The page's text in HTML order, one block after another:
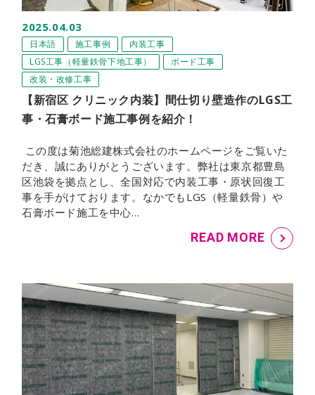
2025.04.03
日本語 施工事例
内装工事
LGS工事（軽量鉄骨下地工事）
ボード工事
改装・改修工事
【新宿区 クリニック内装】間仕切り壁造作のLGS工
事・石膏ボード施工事例を紹介！
この度は菊池総建株式会社のホームページをご覧いた
だき、誠にありがとうございます。弊社は東京都豊島
区池袋を拠点とし、全国対応で内装工事・原状回復工
事を手がけております。なかでもLGS（軽量鉄骨）や
石膏ボード施工を中心…
READ MORE